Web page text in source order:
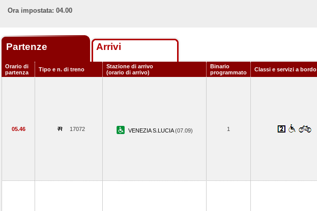
Ora impostata: 04.00
Partenze Arrivi
Orario di
partenza
Tipo e n. di treno
Stazione di arrivo
(orario di arrivo)
Binario
programmato
Classi e servizi a bordo
05.46 17072 VENEZIA S.LUCIA(07.09) 1